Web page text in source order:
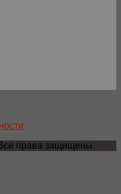
права защищены.